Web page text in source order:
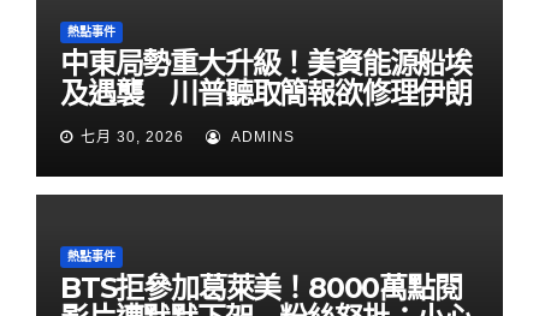
熱點事件
中東局勢重大升級！美資能源船埃
及遇襲 川普聽取簡報欲修理伊朗
七月 30, 2026 ADMINS
熱點事件
BTS拒參加葛萊美！8000萬點閱